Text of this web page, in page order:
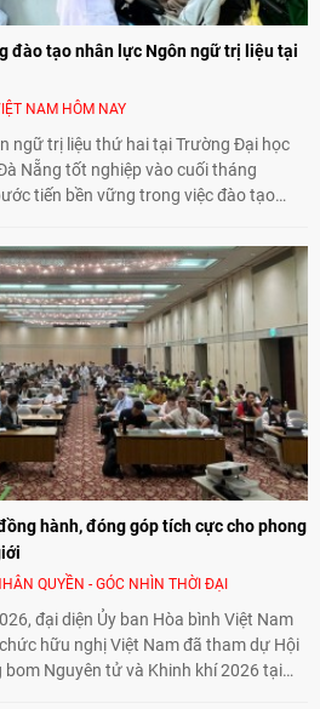
đào tạo nhân lực Ngôn ngữ trị liệu tại
NAM HÔM NAY
ngữ trị liệu thứ hai tại Trường Đại học
Nẵng tốt nghiệp vào cuối tháng
tiến bền vững trong việc đào tạo
hành, đóng góp tích cực cho phong
QUYỀN - GÓC NHÌN THỜI ĐẠI
đại diện Ủy ban Hòa bình Việt Nam
hữu nghị Việt Nam đã tham dự Hội
bom Nguyên tử và Khinh khí 2026 tại